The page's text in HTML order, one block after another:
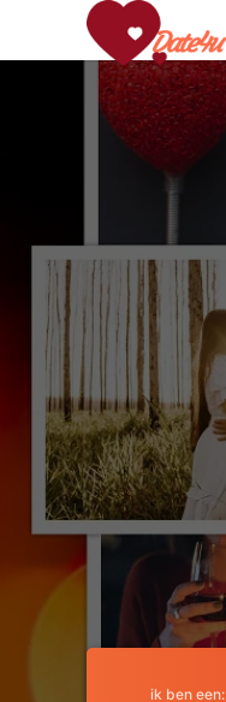
ik ben een: